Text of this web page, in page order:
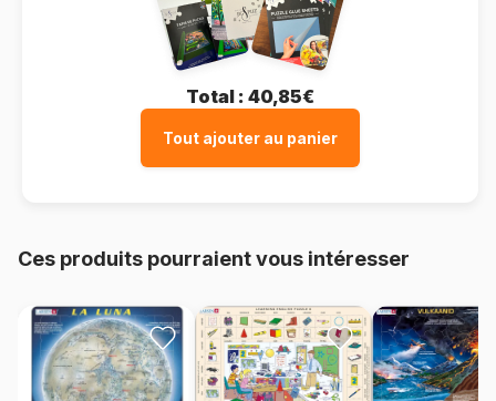
Total : 40,85€
Tout ajouter au panier
Ces produits pourraient vous intéresser